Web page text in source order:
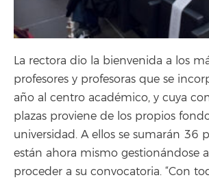
La rectora dio la bienvenida a los
profesores y profesoras que se
año al centro académico, y cuya
plazas proviene de los propios
universidad. A ellos se sumarán 36
están ahora mismo gestionándose
proceder a su convocatoria. “Con